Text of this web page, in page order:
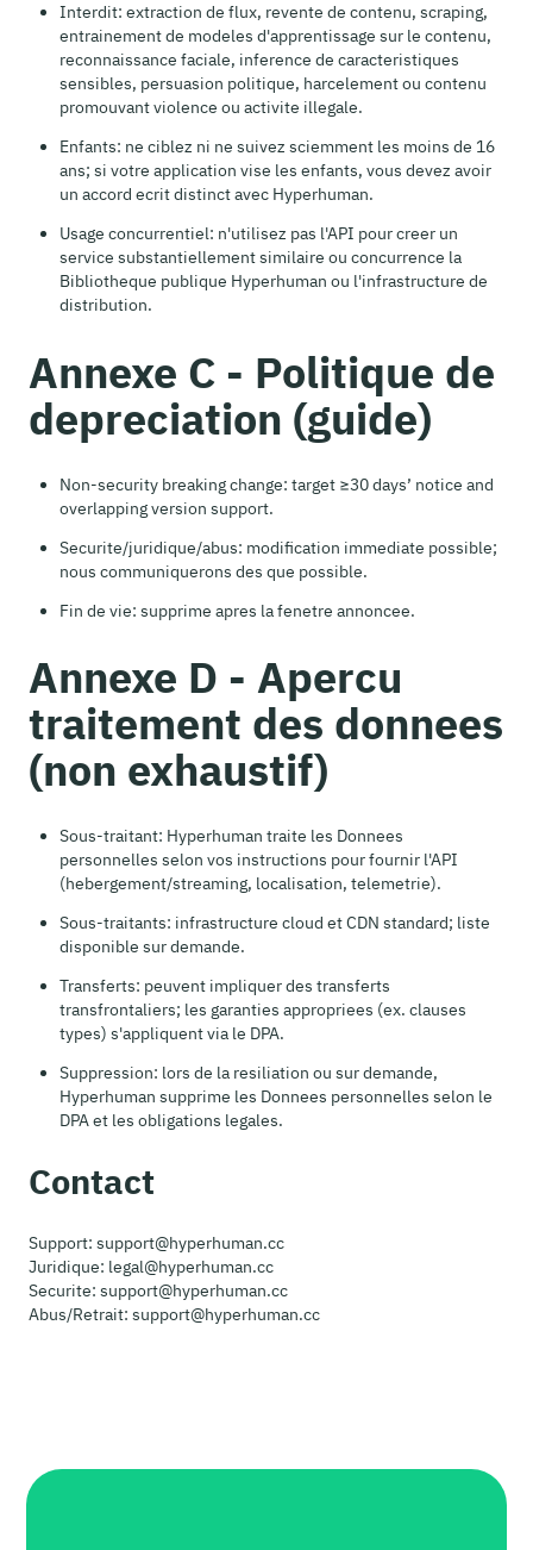
Interdit: extraction de flux, revente de contenu, scraping,
entrainement de modeles d'apprentissage sur le contenu,
reconnaissance faciale, inference de caracteristiques
sensibles, persuasion politique, harcelement ou contenu
promouvant violence ou activite illegale.
Enfants: ne ciblez ni ne suivez sciemment les moins de 16
ans; si votre application vise les enfants, vous devez avoir
un accord ecrit distinct avec Hyperhuman.
Usage concurrentiel: n'utilisez pas l'API pour creer un
service substantiellement similaire ou concurrence la
Bibliotheque publique Hyperhuman ou l'infrastructure de
distribution.
Annexe C - Politique de
depreciation (guide)
Non-security breaking change: target ≥30 days’ notice and
overlapping version support.
Securite/juridique/abus: modification immediate possible;
nous communiquerons des que possible.
Fin de vie: supprime apres la fenetre annoncee.
Annexe D - Apercu
traitement des donnees
(non exhaustif)
Sous-traitant: Hyperhuman traite les Donnees
personnelles selon vos instructions pour fournir l'API
(hebergement/streaming, localisation, telemetrie).
Sous-traitants: infrastructure cloud et CDN standard; liste
disponible sur demande.
Transferts: peuvent impliquer des transferts
transfrontaliers; les garanties appropriees (ex. clauses
types) s'appliquent via le DPA.
Suppression: lors de la resiliation ou sur demande,
Hyperhuman supprime les Donnees personnelles selon le
DPA et les obligations legales.
Contact
Support: support@hyperhuman.cc
Juridique: legal@hyperhuman.cc
Securite: support@hyperhuman.cc
Abus/Retrait: support@hyperhuman.cc